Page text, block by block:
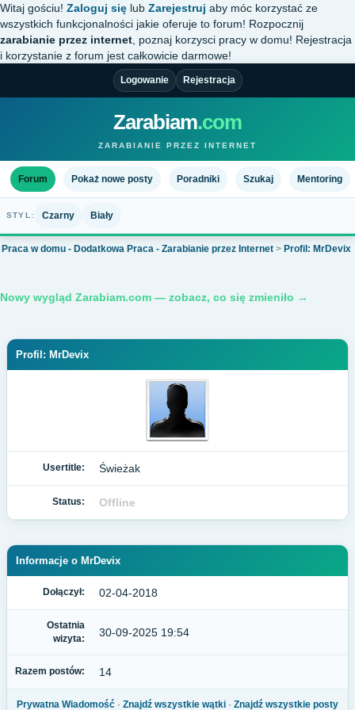
Witaj gościu! Zaloguj się lub Zarejestruj aby móc korzystać ze
wszystkich funkcjonalności jakie oferuje to forum! Rozpocznij
zarabianie przez internet , poznaj korzysci pracy w domu! Rejestracja
i korzystanie z forum jest całkowicie darmowe!
Logowanie Rejestracja
Zarabiam.com
ZARABIANIE PRZEZ INTERNET
Forum Pokaż nowe posty Poradniki Szukaj Mentoring
STYL: Czarny Biały
Praca w domu - Dodatkowa Praca - Zarabianie przez Internet > Profil: MrDevix
Nowy wygląd Zarabiam.com — zobacz, co się zmieniło →
Profil: MrDevix
Usertitle: Świeżak
Status: Offline
Informacje o MrDevix
Dołączył: 02-04-2018
Ostatnia
wizyta:
30-09-2025 19:54
Razem postów: 14
Prywatna Wiadomość · Znajdź wszystkie wątki · Znajdź wszystkie posty